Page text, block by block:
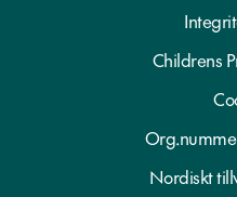
Childrens
Nordiskt